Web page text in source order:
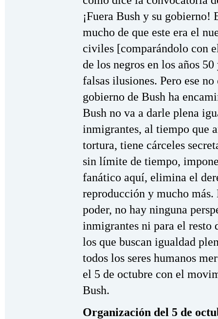
¡Fuera Bush y su gobierno!
mucho de que este era el
civiles [comparándolo con
de los negros en los años
falsas ilusiones. Pero ese
gobierno de Bush ha
Bush no va a darle plena
inmigrantes, al tiempo que
tortura, tiene cárceles
sin límite de tiempo,
fanático aquí, elimina el
reproducción y mucho
poder, no hay ninguna
inmigrantes ni para el resto
los que buscan igualdad
todos los seres humanos
el 5 de octubre con el
Bush.
Organización del 5 de